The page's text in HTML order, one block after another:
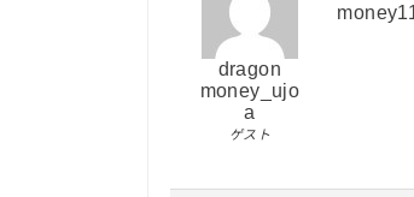
dragon
money_ujo
a
ゲスト